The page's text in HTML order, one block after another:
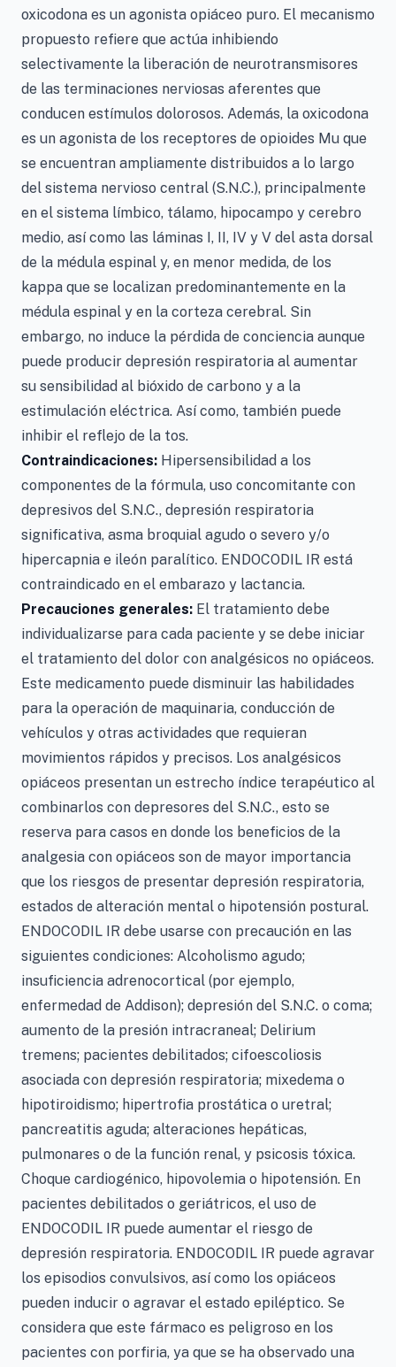
oxicodona es un agonista opiáceo puro. El mecanismo
propuesto refiere que actúa inhibiendo
selectivamente la liberación de neurotransmisores
de las terminaciones nerviosas aferentes que
conducen estímulos dolorosos. Además, la oxicodona
es un agonista de los receptores de opioides Mu que
se encuentran ampliamente distribuidos a lo largo
del sistema nervioso central (S.N.C.), principalmente
en el sistema límbico, tálamo, hipocampo y cerebro
medio, así como las láminas I, II, IV y V del asta dorsal
de la médula espinal y, en menor medida, de los
kappa que se localizan predominantemente en la
médula espinal y en la corteza cerebral. Sin
embargo, no induce la pérdida de conciencia aunque
puede producir depresión respiratoria al aumentar
su sensibilidad al bióxido de carbono y a la
estimulación eléctrica. Así como, también puede
inhibir el reflejo de la tos.
Contraindicaciones: Hipersensibilidad a los
componentes de la fórmula, uso concomitante con
depresivos del S.N.C., depresión respiratoria
significativa, asma broquial agudo o severo y/o
hipercapnia e ileón paralítico. ENDOCODIL IR está
contraindicado en el embarazo y lactancia.
Precauciones generales: El tratamiento debe
individualizarse para cada paciente y se debe iniciar
el tratamiento del dolor con analgésicos no opiáceos.
Este medicamento puede disminuir las habilidades
para la operación de maquinaria, conducción de
vehículos y otras actividades que requieran
movimientos rápidos y precisos. Los analgésicos
opiáceos presentan un estrecho índice terapéutico al
combinarlos con depresores del S.N.C., esto se
reserva para casos en donde los beneficios de la
analgesia con opiáceos son de mayor importancia
que los riesgos de presentar depresión respiratoria,
estados de alteración mental o hipotensión postural.
ENDOCODIL IR debe usarse con precaución en las
siguientes condiciones: Alcoholismo agudo;
insuficiencia adrenocortical (por ejemplo,
enfermedad de Addison); depresión del S.N.C. o coma;
aumento de la presión intracraneal; Delirium
tremens; pacientes debilitados; cifoescoliosis
asociada con depresión respiratoria; mixedema o
hipotiroidismo; hipertrofia prostática o uretral;
pancreatitis aguda; alteraciones hepáticas,
pulmonares o de la función renal, y psicosis tóxica.
Choque cardiogénico, hipovolemia o hipotensión. En
pacientes debilitados o geriátricos, el uso de
ENDOCODIL IR puede aumentar el riesgo de
depresión respiratoria. ENDOCODIL IR puede agravar
los episodios convulsivos, así como los opiáceos
pueden inducir o agravar el estado epiléptico. Se
considera que este fármaco es peligroso en los
pacientes con porfiria, ya que se ha observado una